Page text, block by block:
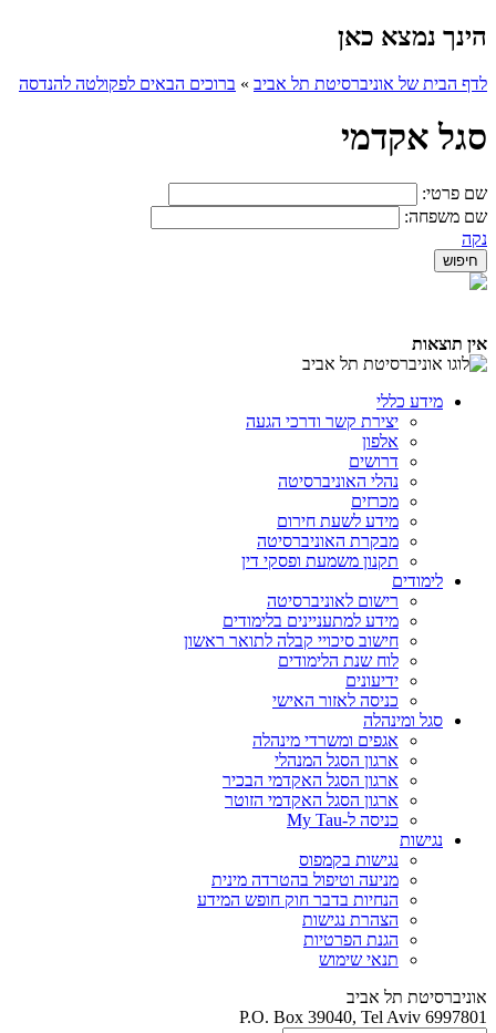
הינך נמצא כאן
לדף הבית של אוניברסיטת תל אביב » ברוכים הבאים לפקולטה להנדסה
סגל אקדמי
שם פרטי:
שם משפחה:
נקה
אין תוצאות
מידע כללי
יצירת קשר ודרכי הגעה
אלפון
דרושים
נהלי האוניברסיטה
מכרזים
מידע לשעת חירום
מבקרת האוניברסיטה
תקנון משמעת ופסקי דין
לימודים
רישום לאוניברסיטה
מידע למתעניינים בלימודים
חישוב סיכויי קבלה לתואר ראשון
לוח שנת הלימודים
ידיעונים
כניסה לאזור האישי
סגל ומינהלה
אגפים ומשרדי מינהלה
ארגון הסגל המנהלי
ארגון הסגל האקדמי הבכיר
ארגון הסגל האקדמי הזוטר
כניסה ל-My Tau
נגישות
נגישות בקמפוס
מניעה וטיפול בהטרדה מינית
הנחיות בדבר חוק חופש המידע
הצהרת נגישות
הגנת הפרטיות
תנאי שימוש
אוניברסיטת תל אביב
P.O. Box 39040, Tel Aviv 6997801